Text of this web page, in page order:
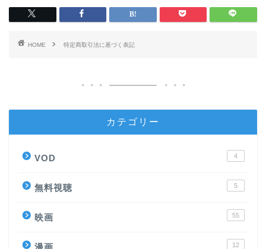
HOME 特定商取引法に基づく表記
カテゴリー
VOD 4
無料視聴 5
映画 55
漫画 12